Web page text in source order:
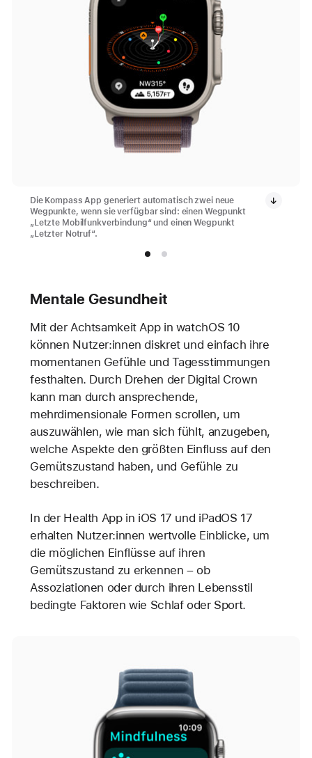
Die Kompass App generiert automatisch zwei neue
Wegpunkte, wenn sie verfügbar sind: einen Wegpunkt
„Letzte Mobilfunkverbindung“ und einen Wegpunkt
„Letzter Notruf“.
Mentale Gesundheit
Mit der Achtsamkeit App in watchOS 10
können Nutzer:innen diskret und einfach ihre
momentanen Gefühle und Tagesstimmungen
festhalten. Durch Drehen der Digital Crown
kann man durch ansprechende,
mehrdimensionale Formen scrollen, um
auszuwählen, wie man sich fühlt, anzugeben,
welche Aspekte den größten Einfluss auf den
Gemütszustand haben, und Gefühle zu
beschreiben.
In der Health App in iOS 17 und iPadOS 17
erhalten Nutzer:innen wertvolle Einblicke, um
die möglichen Einflüsse auf ihren
Gemütszustand zu erkennen – ob
Assoziationen oder durch ihren Lebensstil
bedingte Faktoren wie Schlaf oder Sport.